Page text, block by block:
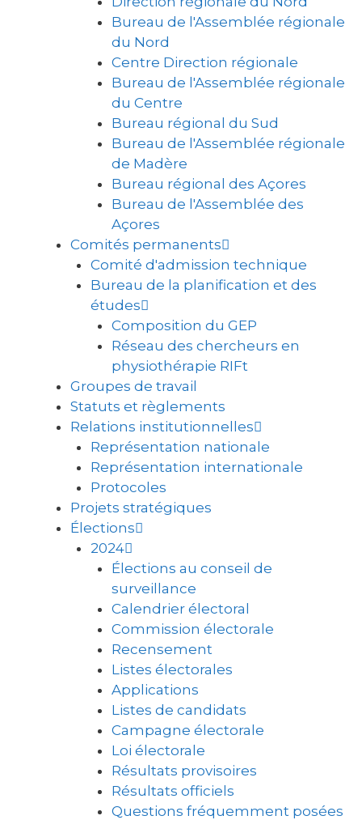
Bureau de l'Assemblée régionale
du Nord
Centre Direction régionale
Bureau de l'Assemblée régionale
du Centre
Bureau régional du Sud
Bureau de l'Assemblée régionale
de Madère
Bureau régional des Açores
Bureau de l'Assemblée des
Açores
Comités permanents
Comité d'admission technique
Bureau de la planification et des
études
Composition du GEP
Réseau des chercheurs en
physiothérapie RIFt
Groupes de travail
Statuts et règlements
Relations institutionnelles
Représentation nationale
Représentation internationale
Protocoles
Projets stratégiques
Élections
2024
Élections au conseil de
surveillance
Calendrier électoral
Commission électorale
Recensement
Listes électorales
Applications
Listes de candidats
Campagne électorale
Loi électorale
Résultats provisoires
Résultats officiels
Questions fréquemment posées